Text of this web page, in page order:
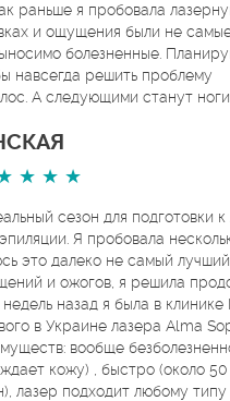
раньше я пробовала
и ощущения были не
болезненные.
навсегда решить проблему
А следующими станут
сезон для подготовки к
Я пробовала
это далеко не самый
и ожогов, я решила
назад я была в
в Украине лазера Alma
вообще
кожу) , быстро (около
лазер подходит любому